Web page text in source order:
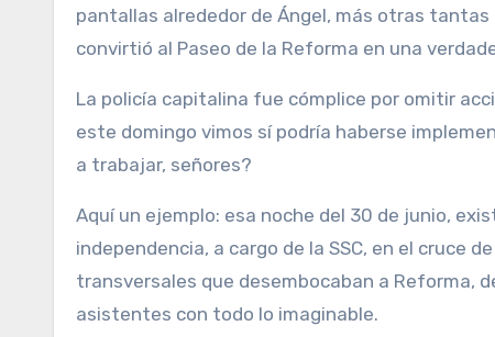
pantallas alrededor de Ángel, más otras tantas
convirtió al Paseo de la Reforma en una
La policía capitalina fue cómplice por omitir
este domingo vimos sí podría haberse
a trabajar, señores?
Aquí un ejemplo: esa noche del 30 de junio,
independencia, a cargo de la SSC, en el cruce
transversales que desembocaban a Reforma,
asistentes con todo lo imaginable.